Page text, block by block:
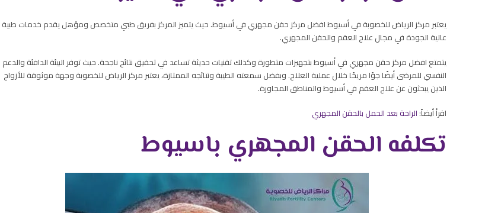
يعتبر مركز الرياض للخصوبة في أسيوط افضل مركز حقن مجهري في أسيوط. حيث يتميز المركز بفريق طبي متخصص ومؤهل يقدم خدمات طبية
عالية الجودة في مجال علاج العقم والحقن المجهري.
يتمتع افضل مركز حقن مجهري في أسيوط بتجهيزات متطورة وكذلك تقنيات حديثة تساعد في تحقيق نتائج ناجحة. حيث توفر البيئة الدافئة والدعم
النفسي للمرضى أيضًا جوًا مريحًا خلال عملية العلاج. وبفضل سمعته الطيبة ونتائجه الممتازة، يعتبر مركز الرياض للخصوبة وجهة موثوقة للأزواج
الذين يبحثون عن علاج العقم في أسيوط والمناطق المجاورة.
اقرأ أيضاً: الراحة بعد الحمل بالحقن المجهري
تكلفه الحقن المجهري باسيوط